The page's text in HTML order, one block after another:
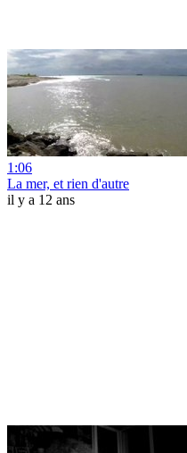
1:06
La mer, et rien d'autre
il y a 12 ans